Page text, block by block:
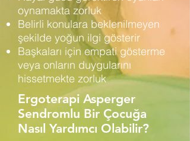
oynamakta zorluk
Belirli konulara beklenilmeyen
şekilde yoğun ilgi gösterir
Başkaları için empati gösterme
veya onların duygularını
hissetmekte zorluk
Ergoterapi Asperger
Sendromlu Bir Çocuğa
Nasıl Yardımcı Olabilir?